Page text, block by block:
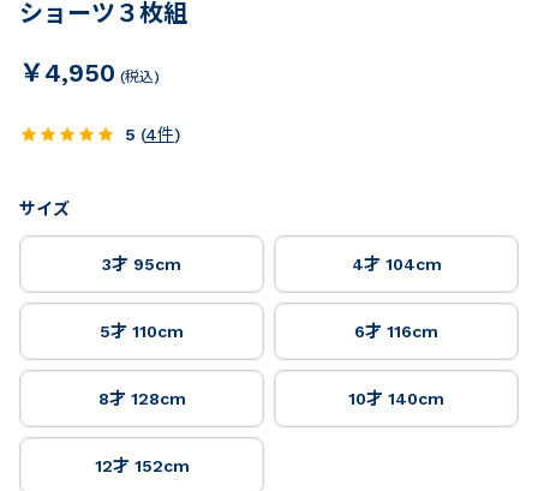
ショーツ３枚組
￥4,950 (税込)
5 (4件)
サイズ
3才 95cm 4才 104cm
5才 110cm 6才 116cm
8才 128cm 10才 140cm
12才 152cm